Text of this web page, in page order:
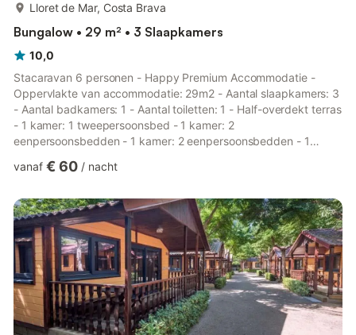
Lloret de Mar, Costa Brava
Bungalow • 29 m² • 3 Slaapkamers
10,0
Stacaravan 6 personen - Happy Premium Accommodatie -
Oppervlakte van accommodatie: 29m2 - Aantal slaapkamers: 3
- Aantal badkamers: 1 - Aantal toiletten: 1 - Half-overdekt terras
- 1 kamer: 1 tweepersoonsbed - 1 kamer: 2
eenpersoonsbedden - 1 kamer: 2 eenpersoonsbedden - 1
accommodatie: Tussen 2 en 5 jaar Extra uitrusting -
Type keuken: Keuken - Gasfornuis - Magnetron - Koelkast -
Vriezer - Servies en keukengerei - Elektrisch koffiezetapparaat
- Type toilet: Toiletten - Beddengoed: Besc...
vanaf € 60 / nacht